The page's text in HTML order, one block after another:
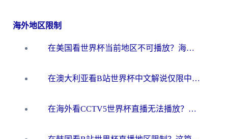
海外地区限制
在美国看世界杯当前地区不可播放？海外党体育观赛终极指南来了！
在澳大利亚看B站世界杯中文解说仅限中国大陆？这篇指南帮你打破限制看遍赛事
在海外看CCTV5世界杯直播无法播放？这篇指南让你和国内球迷同步呐喊